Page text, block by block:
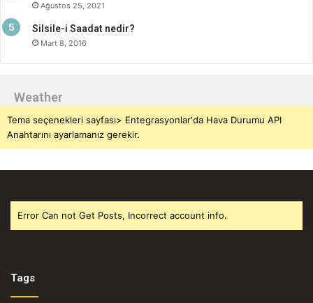
Ağustos 25, 2021
Silsile-i Saadat nedir?
Mart 8, 2016
Weather
Tema seçenekleri sayfası> Entegrasyonlar'da Hava Durumu API
Anahtarını ayarlamanız gerekir.
Error Can not Get Posts, Incorrect account info.
Tags